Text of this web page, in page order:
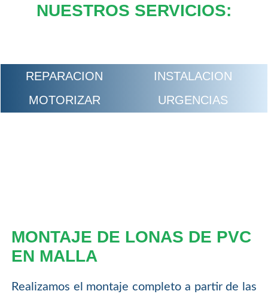
NUESTROS SERVICIOS:
REPARACION
INSTALACION
MOTORIZAR
URGENCIAS
MONTAJE DE LONAS DE PVC
EN MALLA
Realizamos el montaje completo a partir de las